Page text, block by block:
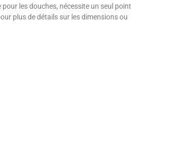
les douches, nécessite un seul point
plus de détails sur les dimensions ou